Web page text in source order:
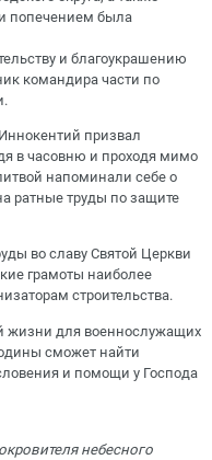
попечением была
и благоукрашению
командира части по
призвал
в часовню и проходя мимо
напоминали себе о
ратные труды по защите
во славу Святой Церкви
грамоты наиболее
строительства.
жизни для военнослужащих
сможет найти
и помощи у Господа
небесного